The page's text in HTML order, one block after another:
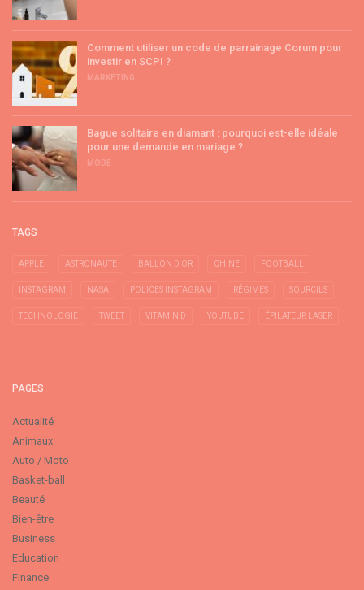
Comment utiliser un code de parrainage Corum pour
investir en SCPI ?
MARKETING
Bague solitaire en diamant : pourquoi est-elle idéale
pour une demande en mariage ?
MODE
TAGS
APPLE ASTRONAUTE BALLON D'OR CHINE FOOTBALL
INSTAGRAM NASA POLICES INSTAGRAM RÉGIMES SOURCILS
TECHNOLOGIE TWEET VITAMIN D YOUTUBE ÉPILATEUR LASER
PAGES
Actualité
Animaux
Auto / Moto
Basket-ball
Beauté
Bien-être
Business
Education
Finance